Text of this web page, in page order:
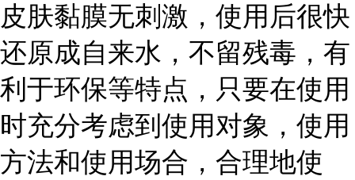
皮肤黏膜无刺激，使用后很快
还原成自来水，不留残毒，有
利于环保等特点，只要在使用
时充分考虑到使用对象，使用
方法和使用场合，合理地使